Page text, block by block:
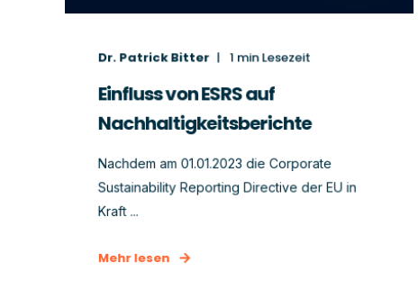
Dr. Patrick Bitter 1 min Lesezeit
Einfluss von ESRS auf
Nachhaltigkeitsberichte
Nachdem am 01.01.2023 die Corporate
Sustainability Reporting Directive der EU in
Kraft ...
Mehr lesen